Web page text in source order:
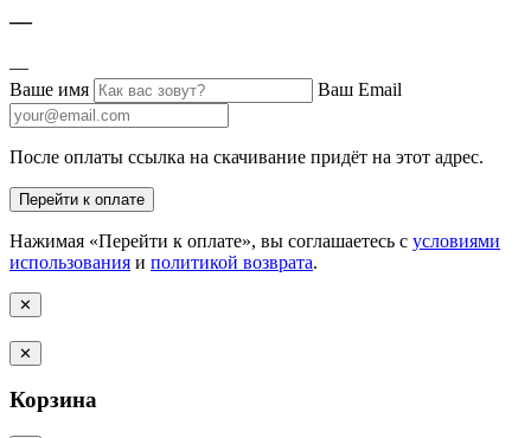
—
—
Ваше имя
Ваш Email
После оплаты ссылка на скачивание придёт на этот адрес.
Перейти к оплате
Нажимая «Перейти к оплате», вы соглашаетесь с условиями
использования и политикой возврата.
✕
✕
Корзина